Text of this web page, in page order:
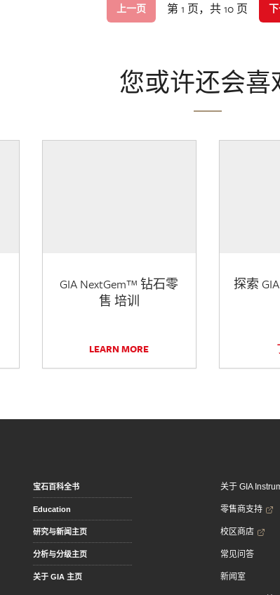
上一页 第 1 页，共 10 页
您或许还会喜
GIA NextGem™ 钻石零
售 培训
LEARN MORE
探索
宝石百科全书
Education
研究与新闻主页
分析与分级主页
关于 GIA 主页
关于 GIA
零售商支持
校区商店
常见问答
新闻室